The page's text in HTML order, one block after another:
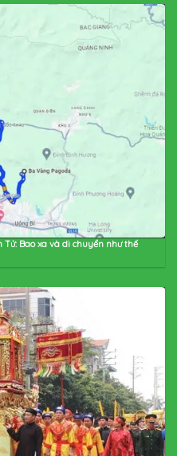
Tử: Bao xa và di chuyển như thế